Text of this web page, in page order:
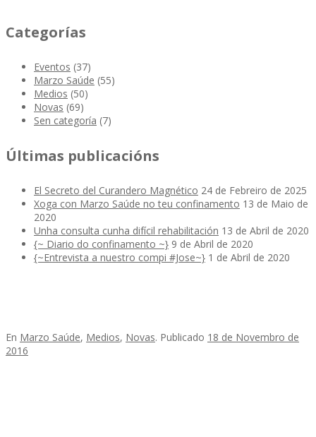
Categorías
Eventos (37)
Marzo Saúde (55)
Medios (50)
Novas (69)
Sen categoría (7)
Últimas publicacións
El Secreto del Curandero Magnético 24 de Febreiro de 2025
Xoga con Marzo Saúde no teu confinamento 13 de Maio de
2020
Unha consulta cunha difícil rehabilitación 13 de Abril de 2020
{~ Diario do confinamento ~} 9 de Abril de 2020
{~Entrevista a nuestro compi #Jose~} 1 de Abril de 2020
En Marzo Saúde, Medios, Novas. Publicado 18 de Novembro de
2016